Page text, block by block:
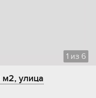
1 из 6
м2, улица